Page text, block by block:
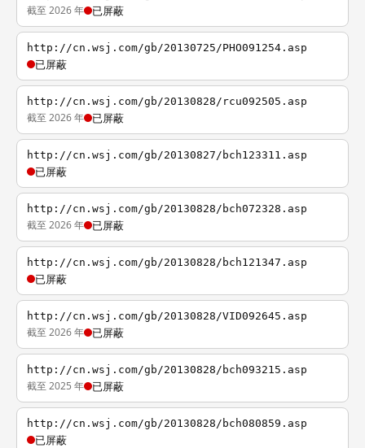
截至 2026 年 已屏蔽
http://cn.wsj.com/gb/20130725/PHO091254.asp
已屏蔽
http://cn.wsj.com/gb/20130828/rcu092505.asp
截至 2026 年 已屏蔽
http://cn.wsj.com/gb/20130827/bch123311.asp
已屏蔽
http://cn.wsj.com/gb/20130828/bch072328.asp
截至 2026 年 已屏蔽
http://cn.wsj.com/gb/20130828/bch121347.asp
已屏蔽
http://cn.wsj.com/gb/20130828/VID092645.asp
截至 2026 年 已屏蔽
http://cn.wsj.com/gb/20130828/bch093215.asp
截至 2025 年 已屏蔽
http://cn.wsj.com/gb/20130828/bch080859.asp
已屏蔽